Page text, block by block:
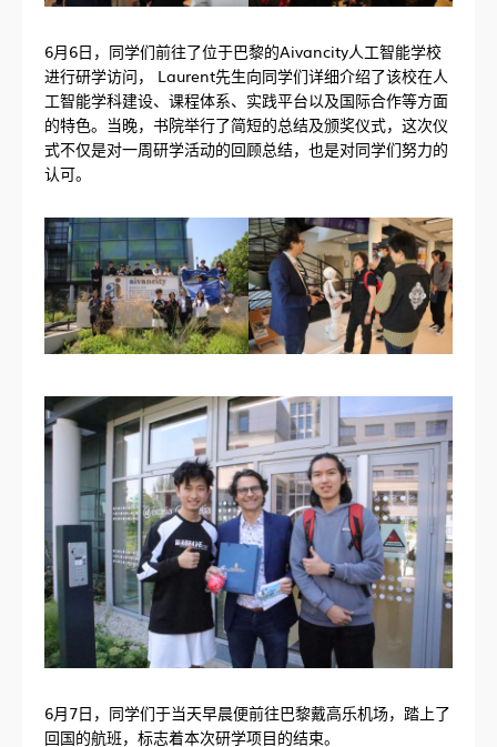
6月6日，同学们前往了位于巴黎的Aivancity人工智能学校
进行研学访问， Laurent先生向同学们详细介绍了该校在人
工智能学科建设、课程体系、实践平台以及国际合作等方面
的特色。当晚，书院举行了简短的总结及颁奖仪式，这次仪
式不仅是对一周研学活动的回顾总结，也是对同学们努力的
认可。
6月7日，同学们于当天早晨便前往巴黎戴高乐机场，踏上了
回国的航班，标志着本次研学项目的结束。